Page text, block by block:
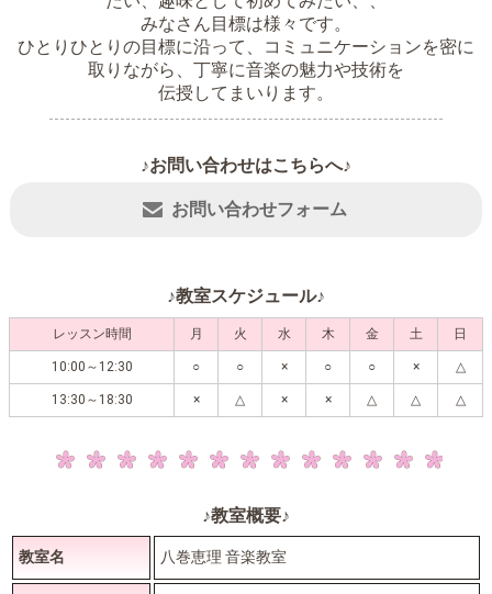
みなさん目標は様々です。
ひとりひとりの目標に沿って、コミュニケーションを密に
取りながら、丁寧に音楽の魅力や技術を
伝授してまいります。
♪お問い合わせはこちらへ♪
お問い合わせフォーム
♪教室スケジュール♪
レッスン時間 月 火 水 木 金 土 日
10:00～12:30 ○ ○ × ○ ○ × △
13:30～18:30 × △ × × △ △ △
♪教室概要♪
教室名 八巻恵理 音楽教室